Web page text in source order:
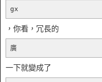
gx
，你看，冗長的
廣
一下就變成了